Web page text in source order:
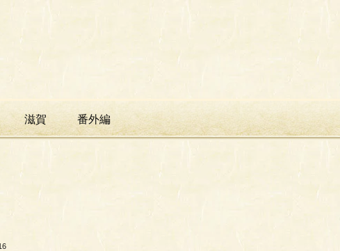
滋賀 番外編